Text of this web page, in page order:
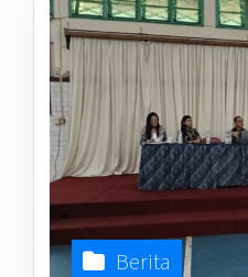
Berita